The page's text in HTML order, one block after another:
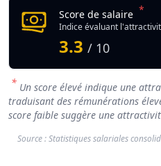
Score de salaire *
Indice évaluant
3.3 / 10
* Un score élevé indique une
traduisant des rémunérations
score faible suggère une
Source : Statistiques salariales